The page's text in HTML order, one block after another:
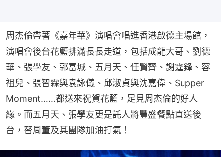
周杰倫帶著《嘉年華》演唱會唱進香港啟德主場館，
演唱會後台花籃排滿長長走道，包括成龍大哥、劉德
華、張學友、郭富城、五月天、任賢齊、謝霆鋒、容
祖兒、張智霖與袁詠儀、邱淑貞與沈嘉偉、Supper
Moment……都送來祝賀花籃，足見周杰倫的好人
緣。而五月天、張學友更是託人將豐盛餐點直送後
台，替周董及其團隊加油打氣！